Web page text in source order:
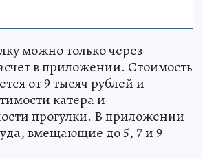
можно только через
в приложении. Стоимость
от 9 тысяч рублей и
катера и
прогулки. В приложении
вмещающие до 5, 7 и 9